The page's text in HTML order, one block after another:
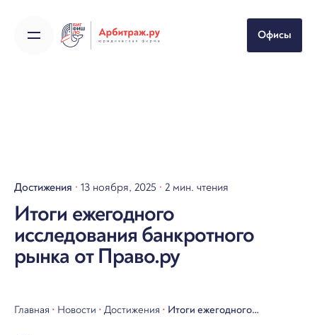
Офисы
Достижения 13 ноября, 2025 2 мин. чтения
Итоги ежегодного
исследования банкротного
рынка от Право.ру
Главная • Новости • Достижения • Итоги ежегодного